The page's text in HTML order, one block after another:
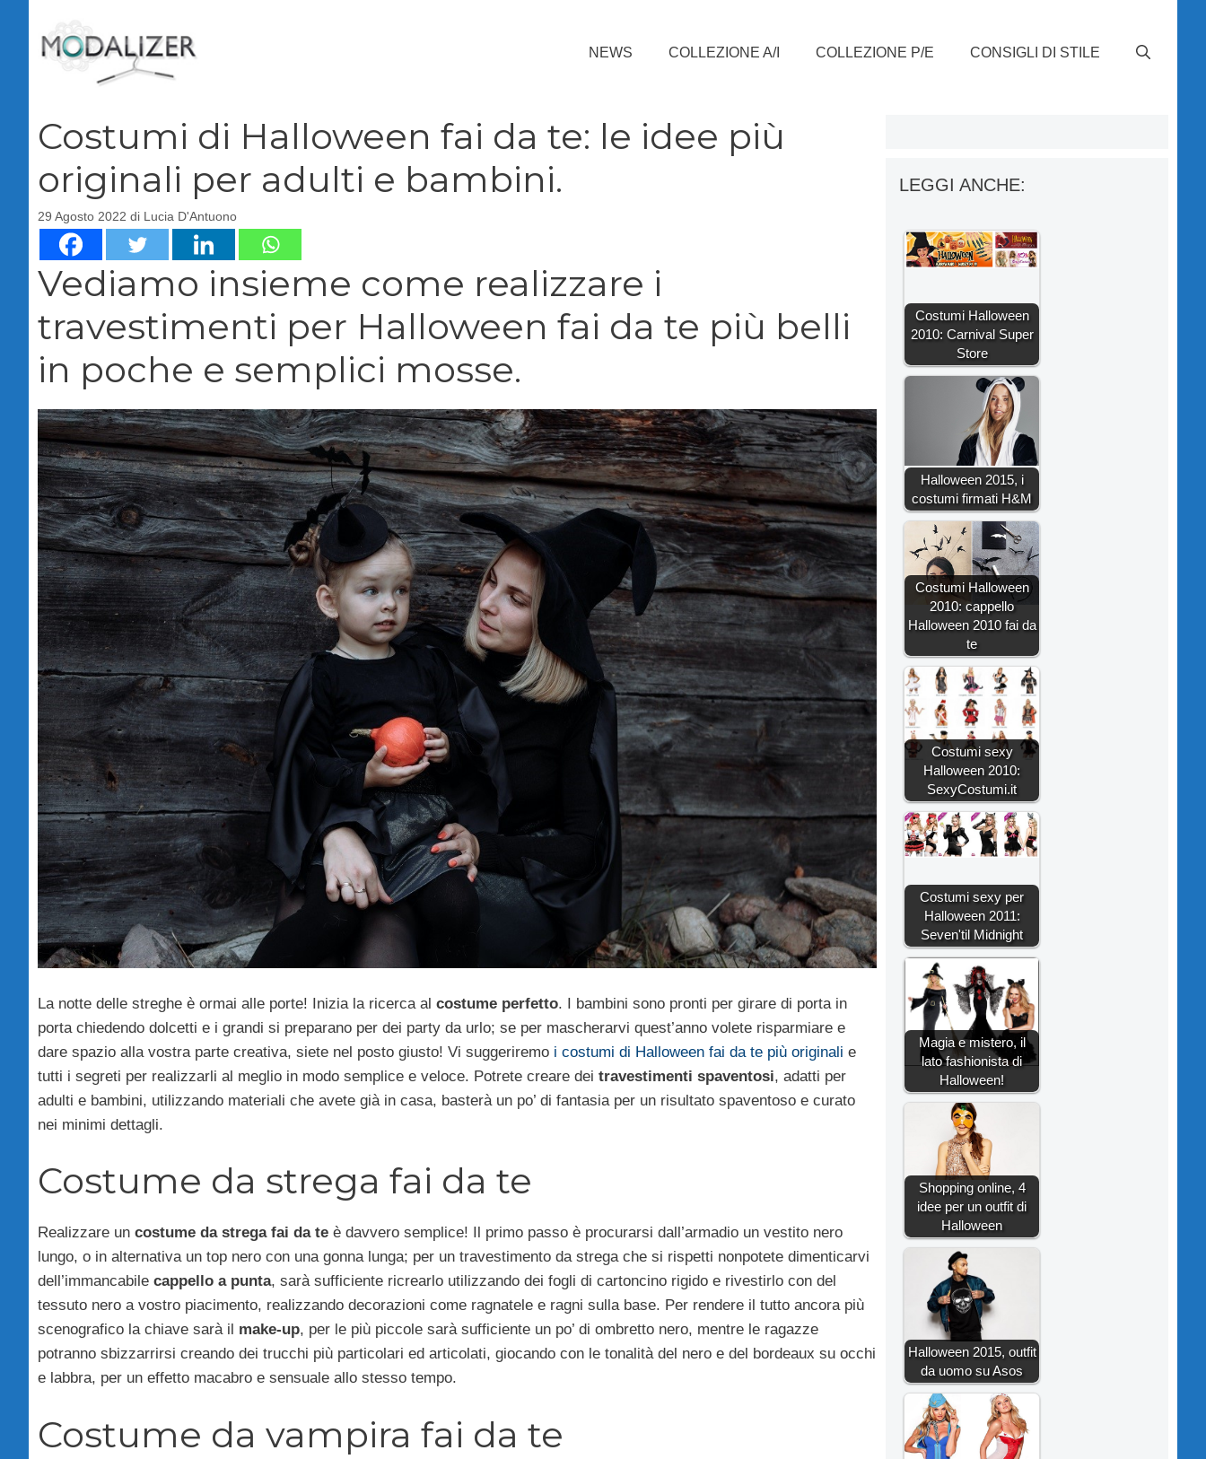
contenuto
NEWS COLLEZIONE A/I COLLEZIONE P/E CONSIGLI DI STILE
Costumi di Halloween fai da te: le idee più
originali per adulti e bambini.
29 Agosto 2022 di Lucia D'Antuono
Vediamo insieme come realizzare i
travestimenti per Halloween fai da te più belli
in poche e semplici mosse.
La notte delle streghe è ormai alle porte! Inizia la ricerca al costume perfetto. I bambini sono pronti per girare di porta in
porta chiedendo dolcetti e i grandi si preparano per dei party da urlo; se per mascherarvi quest’anno volete risparmiare e
dare spazio alla vostra parte creativa, siete nel posto giusto! Vi suggeriremo i costumi di Halloween fai da te più originali e
tutti i segreti per realizzarli al meglio in modo semplice e veloce. Potrete creare dei travestimenti spaventosi, adatti per
adulti e bambini, utilizzando materiali che avete già in casa, basterà un po’ di fantasia per un risultato spaventoso e curato
nei minimi dettagli.
Costume da strega fai da te
Realizzare un costume da strega fai da te è davvero semplice! Il primo passo è procurarsi dall’armadio un vestito nero
lungo, o in alternativa un top nero con una gonna lunga; per un travestimento da strega che si rispetti nonpotete dimenticarvi
dell’immancabile cappello a punta, sarà sufficiente ricrearlo utilizzando dei fogli di cartoncino rigido e rivestirlo con del
tessuto nero a vostro piacimento, realizzando decorazioni come ragnatele e ragni sulla base. Per rendere il tutto ancora più
scenografico la chiave sarà il make-up, per le più piccole sarà sufficiente un po’ di ombretto nero, mentre le ragazze
potranno sbizzarrirsi creando dei trucchi più particolari ed articolati, giocando con le tonalità del nero e del bordeaux su occhi
e labbra, per un effetto macabro e sensuale allo stesso tempo.
Costume da vampira fai da te
LEGGI ANCHE:
Costumi Halloween
2010: Carnival Super
Store
Halloween 2015, i
costumi firmati H&M
Costumi Halloween
2010: cappello
Halloween 2010 fai da
te
Costumi sexy
Halloween 2010:
SexyCostumi.it
Costumi sexy per
Halloween 2011:
Seven'til Midnight
Magia e mistero, il
lato fashionista di
Halloween!
Shopping online, 4
idee per un outfit di
Halloween
Halloween 2015, outfit
da uomo su Asos